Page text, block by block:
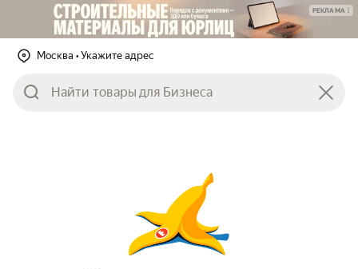
РЕКЛАМА
Москва • Укажите адрес